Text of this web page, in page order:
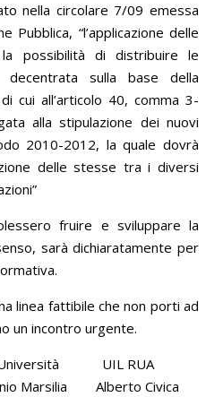
nella circolare 7/09 emessa
Pubblica, “l’applicazione delle
possibilità di distribuire le
decentrata sulla base della
cui all’articolo 40, comma 3-
alla stipulazione dei nuovi
2010-2012, la quale dovrà
delle stesse tra i diversi
fruire e sviluppare la
sarà dichiaratamente per
linea fattibile che non porti ad
un incontro urgente.
UIL RUA
Marsilia Alberto Civica